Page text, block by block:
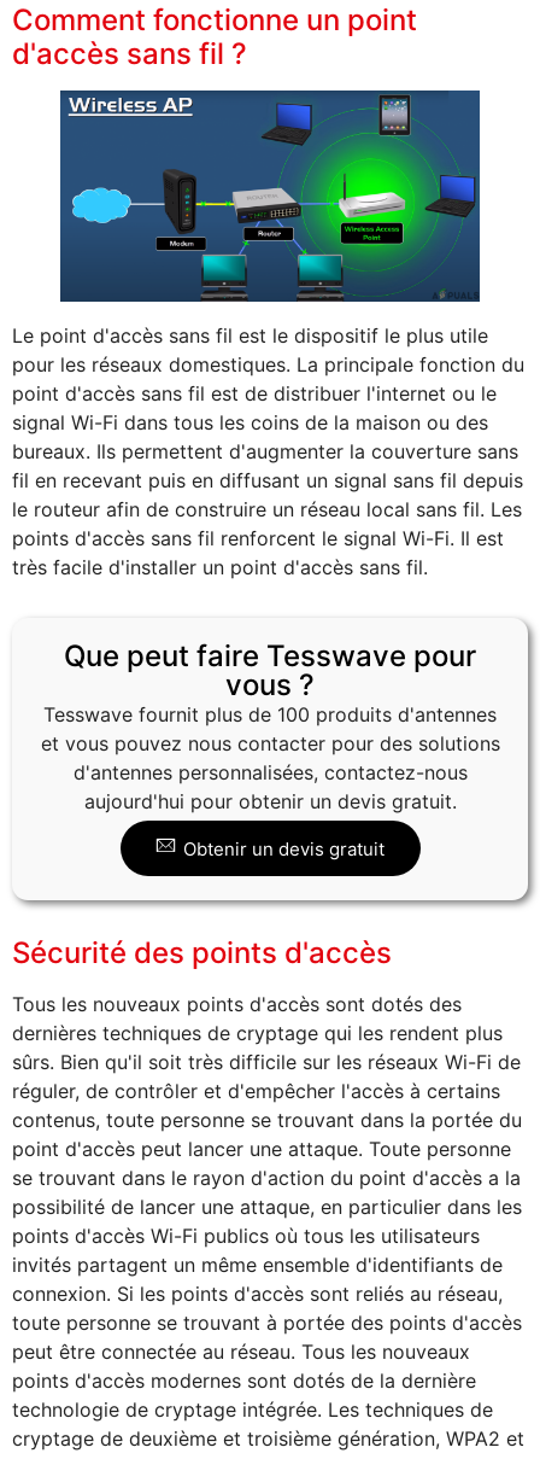
Comment fonctionne un point
d'accès sans fil ?
Le point d'accès sans fil est le dispositif le plus utile
pour les réseaux domestiques. La principale fonction du
point d'accès sans fil est de distribuer l'internet ou le
signal Wi-Fi dans tous les coins de la maison ou des
bureaux. Ils permettent d'augmenter la couverture sans
fil en recevant puis en diffusant un signal sans fil depuis
le routeur afin de construire un réseau local sans fil. Les
points d'accès sans fil renforcent le signal Wi-Fi. Il est
très facile d'installer un point d'accès sans fil.
Que peut faire Tesswave pour
vous ?
Tesswave fournit plus de 100 produits d'antennes
et vous pouvez nous contacter pour des solutions
d'antennes personnalisées, contactez-nous
aujourd'hui pour obtenir un devis gratuit.
Obtenir un devis gratuit
Sécurité des points d'accès
Tous les nouveaux points d'accès sont dotés des
dernières techniques de cryptage qui les rendent plus
sûrs. Bien qu'il soit très difficile sur les réseaux Wi-Fi de
réguler, de contrôler et d'empêcher l'accès à certains
contenus, toute personne se trouvant dans la portée du
point d'accès peut lancer une attaque. Toute personne
se trouvant dans le rayon d'action du point d'accès a la
possibilité de lancer une attaque, en particulier dans les
points d'accès Wi-Fi publics où tous les utilisateurs
invités partagent un même ensemble d'identifiants de
connexion. Si les points d'accès sont reliés au réseau,
toute personne se trouvant à portée des points d'accès
peut être connectée au réseau. Tous les nouveaux
points d'accès modernes sont dotés de la dernière
technologie de cryptage intégrée. Les techniques de
cryptage de deuxième et troisième génération, WPA2 et